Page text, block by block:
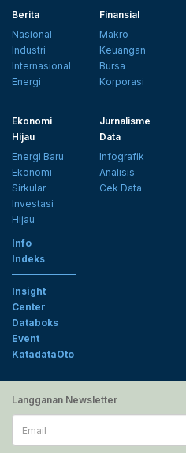
Berita
Nasional
Industri
Internasional
Energi
Finansial
Makro
Keuangan
Bursa
Korporasi
Ekonomi
Hijau
Energi Baru
Ekonomi
Sirkular
Investasi
Hijau
Jurnalisme
Data
Infografik
Analisis
Cek Data
Info
Indeks
Insight
Center
Databoks
Event
KatadataOto
Langganan Newsletter
Email